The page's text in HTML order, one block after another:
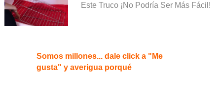
Este Truco ¡No Podría Ser Más Fácil!
Somos millones... dale click a "Me
gusta" y averigua porqué